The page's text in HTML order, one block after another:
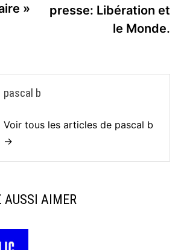
»
presse: Libération et
le Monde.
pascal b
Voir tous les articles de pascal b
→
AUSSI AIMER